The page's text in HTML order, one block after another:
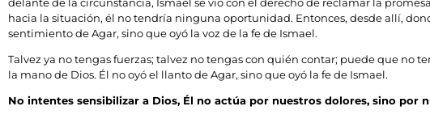
hacia la situación, él no tendría ninguna oportunidad. Entonces, desde allí,
sentimiento de Agar, sino que oyó la voz de la fe de Ismael.
Talvez ya no tengas fuerzas; talvez no tengas con quién contar; puede que no
la mano de Dios. Él no oyó el llanto de Agar, sino que oyó la fe de Ismael.
No intentes sensibilizar a Dios, Él no actúa por nuestros dolores, sino por